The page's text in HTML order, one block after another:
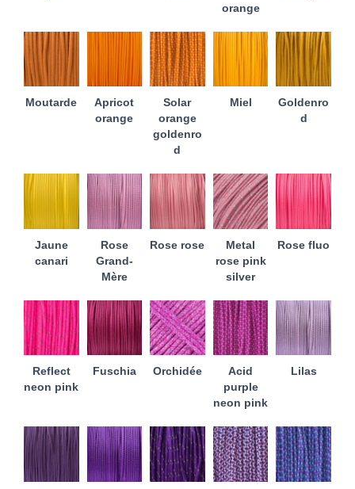
orange
Moutarde
Apricot
orange
Solar
orange
goldenro
d
Miel
Goldenro
d
Jaune
canari
Rose
Grand-
Mère
Rose rose
Metal
rose pink
silver
Rose fluo
Reflect
neon pink
Fuschia Orchidée
Acid
purple
neon pink
Lilas